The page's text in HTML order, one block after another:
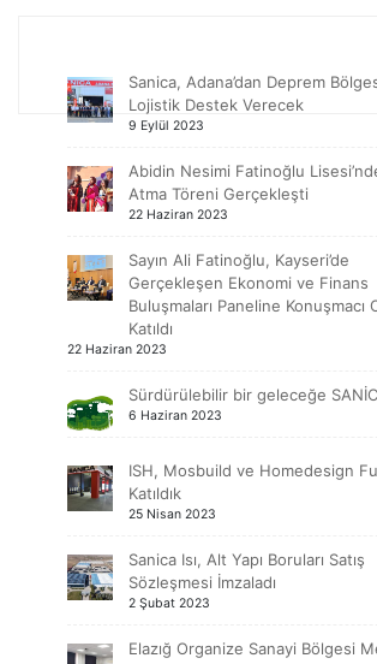
Sanica, Adana’dan Deprem
Lojistik Destek Verecek
9 Eylül 2023
Abidin Nesimi Fatinoğlu
Atma Töreni Gerçekleşti
22 Haziran 2023
Sayın Ali Fatinoğlu, Kayseri’de
Gerçekleşen Ekonomi ve Finans
Buluşmaları Paneline Konuşmacı
Katıldı
22 Haziran 2023
Sürdürülebilir bir geleceğe
6 Haziran 2023
ISH, Mosbuild ve Homedesign
Katıldık
25 Nisan 2023
Sanica Isı, Alt Yapı Boruları Satış
Sözleşmesi İmzaladı
2 Şubat 2023
Elazığ Organize Sanayi Bölgesi